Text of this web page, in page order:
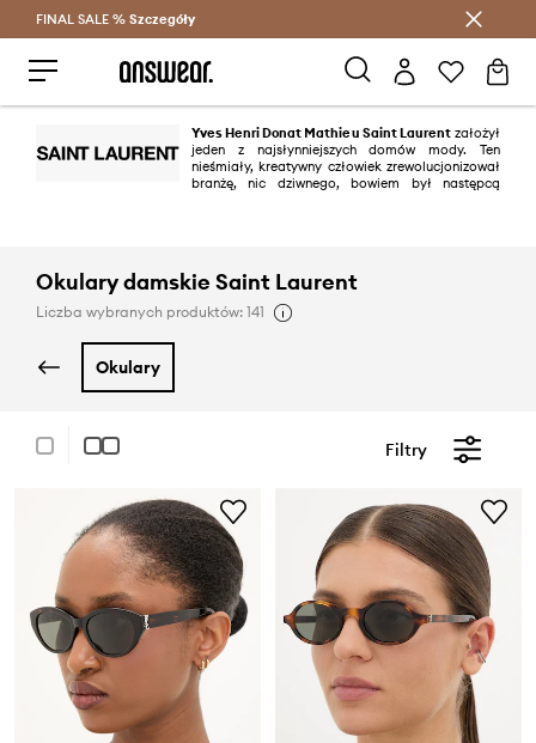
Oszczędzaj z Answear Club >
FINAL SALE % Szczegóły
Yves Henri Donat Mathieu Saint Laurentzałożył
jeden z najsłynniejszych domów mody. Ten
nieśmiały, kreatywny człowiek zrewolucjonizował
branżę, nic dziwnego, bowiem był następcą
Okulary damskie Saint Laurent
Liczba wybranych produktów: 141
okulary
Filtry